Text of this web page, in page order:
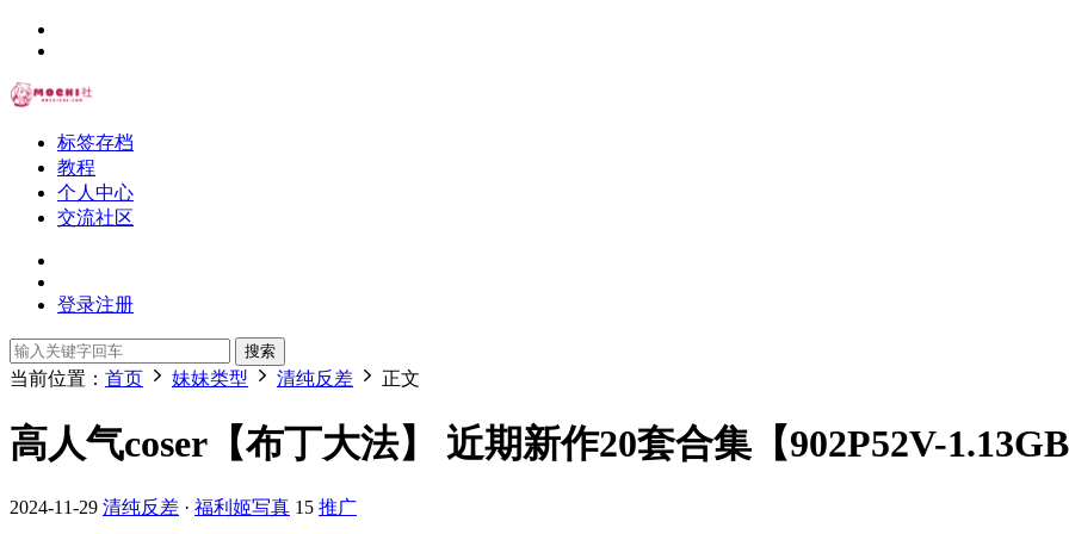
标签存档
教程
个人中心
交流社区
登录注册
搜索
当前位置： 首页 妹妹类型 清纯反差 正文
高人气coser【布丁大法】 近期新作20套合集【902P52V-
2024-11-29 清纯反差 · 福利姬写真 15 推广